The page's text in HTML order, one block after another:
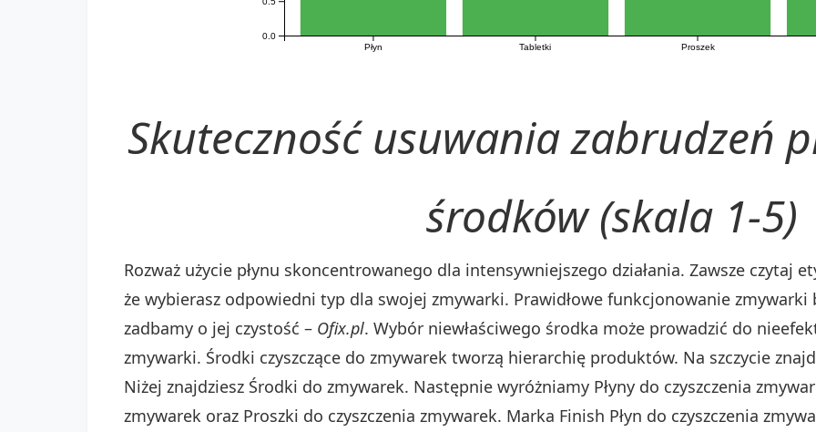
Płyn Tabletki Proszek
0.0
Skuteczność usuwania zabrudzeń
środków (skala 1-5)
Rozważ użycie płynu skoncentrowanego dla intensywniejszego działania. Zawsze czytaj
że wybierasz odpowiedni typ dla swojej zmywarki. Prawidłowe funkcjonowanie
zadbamy o jej czystość – Ofix.pl. Wybór niewłaściwego środka może prowadzić do
zmywarki. Środki czyszczące do zmywarek tworzą hierarchię produktów. Na szczycie
Niżej znajdziesz Środki do zmywarek. Następnie wyróżniamy Płyny do czyszczenia
zmywarek oraz Proszki do czyszczenia zmywarek. Marka Finish Płyn do czyszczenia